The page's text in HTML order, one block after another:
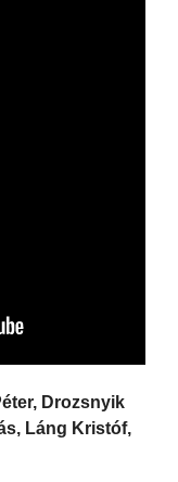
Drozsnyik
Láng Kristóf,